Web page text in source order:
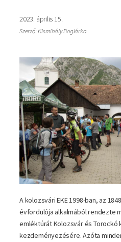
2023. április 15.
Szerző: Kismihály Boglárka
A kolozsvári EKE 1998-ban, az
évfordulója alkalmából rendezte
emléktúrát Kolozsvár és Torockó
kezdeményezésére. Azóta